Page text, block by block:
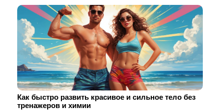
Как быстро развить красивое и сильное тело без
тренажеров и химии